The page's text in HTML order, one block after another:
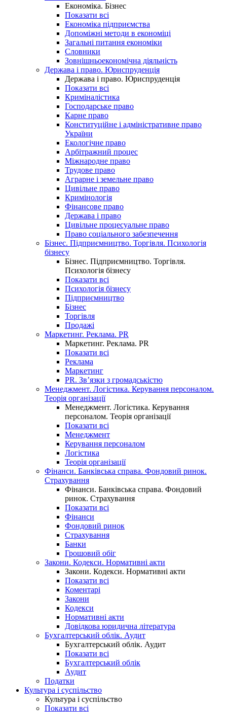
Економіка. Бізнес
Показати всі
Економіка підприємства
Допоміжні методи в економіці
Загальні питання економіки
Словники
Зовнішньоекономічна діяльність
Держава і право. Юриспруденція
Держава і право. Юриспруденція
Показати всі
Криміналістика
Господарське право
Карне право
Конституційне і адміністративне право
України
Екологічне право
Арбітражний процес
Міжнародне право
Трудове право
Аграрне і земельне право
Цивільне право
Кримінологія
Фінансове право
Держава і право
Цивільне процесуальне право
Право соціального забезпечення
Бізнес. Підприємництво. Торгівля. Психологія
бізнесу
Бізнес. Підприємництво. Торгівля.
Психологія бізнесу
Показати всі
Психологія бізнесу
Підприємництво
Бізнес
Торгівля
Продажі
Маркетинг. Реклама. PR
Маркетинг. Реклама. PR
Показати всі
Реклама
Маркетинг
PR. Зв’язки з громадськістю
Менеджмент. Логістика. Керування персоналом.
Теорія організації
Менеджмент. Логістика. Керування
персоналом. Теорія організації
Показати всі
Менеджмент
Керування персоналом
Логістика
Теорія організації
Фінанси. Банківська справа. Фондовий ринок.
Страхування
Фінанси. Банківська справа. Фондовий
ринок. Страхування
Показати всі
Фінанси
Фондовий ринок
Страхування
Банки
Грошовий обіг
Закони. Кодекси. Нормативні акти
Закони. Кодекси. Нормативні акти
Показати всі
Коментарі
Закони
Кодекси
Нормативні акти
Довідкова юридична література
Бухгалтерський облік. Аудит
Бухгалтерський облік. Аудит
Показати всі
Бухгалтерський облік
Аудит
Податки
Культура і суспільство
Культура і суспільство
Показати всі